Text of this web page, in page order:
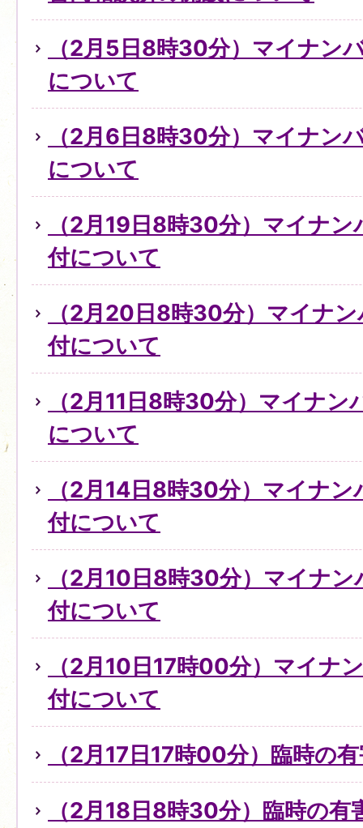
（2月5日8時30分）マイナン
について
（2月6日8時30分）マイナン
について
（2月19日8時30分）マイナ
付について
（2月20日8時30分）マイナ
付について
（2月11日8時30分）マイナン
について
（2月14日8時30分）マイナ
付について
（2月10日8時30分）マイナ
付について
（2月10日17時00分）マイナ
付について
（2月17日17時00分）臨時の
（2月18日8時30分）臨時の